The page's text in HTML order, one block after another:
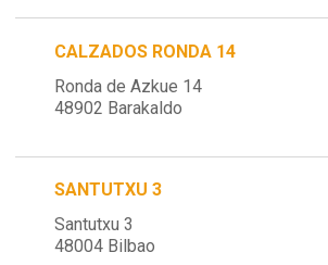
CALZADOS RONDA 14
Ronda de Azkue 14
48902 Barakaldo
SANTUTXU 3
Santutxu 3
48004 Bilbao